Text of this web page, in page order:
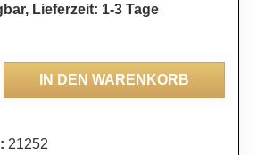
Lieferzeit: 1-3 Tage
Gib den gewünschten
IN DEN WARENKORB
21252